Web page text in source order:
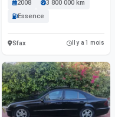
2008
3 800 000 km
Essence
Sfax Il y a 1 mois